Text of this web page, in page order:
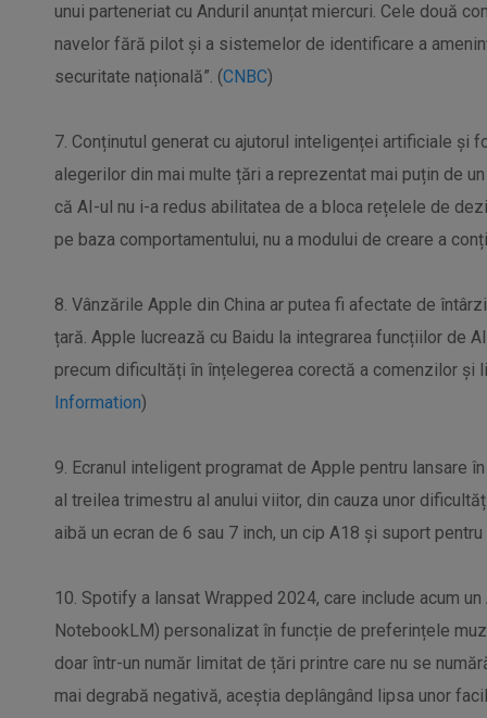
unui parteneriat cu Anduril anunțat miercuri. Cele două
navelor fără pilot și a sistemelor de identificare a
securitate națională”. (CNBC)
7. Conținutul generat cu ajutorul inteligenței artificiale și
alegerilor din mai multe țări a reprezentat mai puțin de
că AI-ul nu i-a redus abilitatea de a bloca rețelele de
pe baza comportamentului, nu a modului de creare a
8. Vânzările Apple din China ar putea fi afectate de
țară. Apple lucrează cu Baidu la integrarea funcțiilor de
precum dificultăți în înțelegerea corectă a comenzilor și
Information)
9. Ecranul inteligent programat de Apple pentru lansare
al treilea trimestru al anului viitor, din cauza unor
aibă un ecran de 6 sau 7 inch, un cip A18 și suport
10. Spotify a lansat Wrapped 2024, care include acum
NotebookLM) personalizat în funcție de preferințele
doar într-un număr limitat de țări printre care nu se
mai degrabă negativă, aceștia deplângând lipsa unor